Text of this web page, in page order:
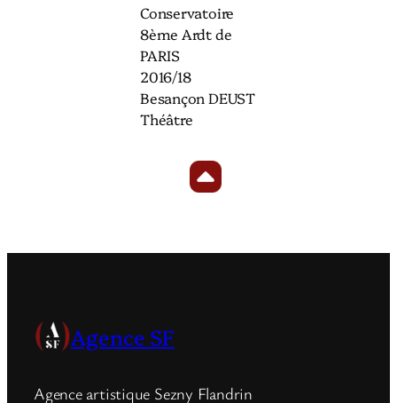
Conservatoire
8ème Ardt de
PARIS
2016/18
Besançon DEUST
Théâtre
Agence SF
Agence artistique Sezny Flandrin